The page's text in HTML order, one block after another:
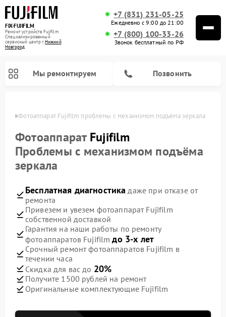
FIX-FUJIFILM
Ремонт устройств Fujifilm
Специализированный
cервисный центр г.Нижний
Новгород
+7 (831) 231-05-25
Ежедневно с 9:00 до 21:00
+7 (800) 100-33-26
Звонок бесплатный по РФ
Мы ремонтируем Позвонить
Фотоаппарат Fujifilm проблемы с механизмом подъёма зеркала
Фотоаппарат Fujifilm
Проблемы с механизмом подъёма
зеркала
Бесплатная диагностика даже при отказе от
ремонта
Привезем и увезем фотоаппарат Fujifilm
собственной доставкой
Гарантия на наши работы по ремонту
фотоаппаратов Fujifilmдо 3-х лет
Срочный ремонт фотоаппаратов Fujifilm в
течении часа
Скидка для вас до 20%
Получите 1500 рублей на ремонт
Оригинальные комплектующие Fujifilm